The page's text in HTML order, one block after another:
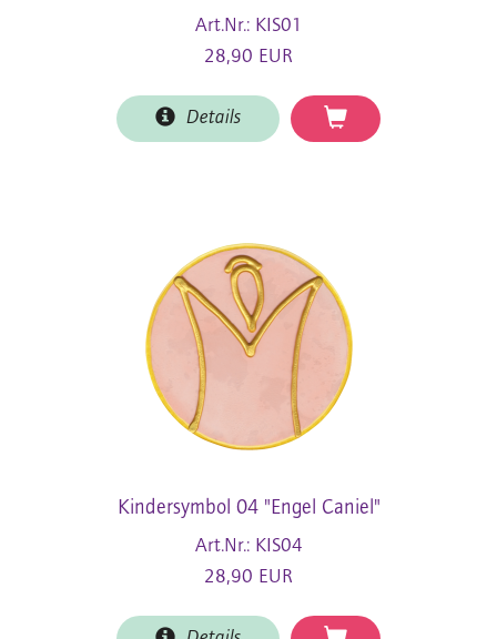
Art.Nr.: KIS01
28,90 EUR
Details
Kindersymbol 04 "Engel Caniel"
Art.Nr.: KIS04
28,90 EUR